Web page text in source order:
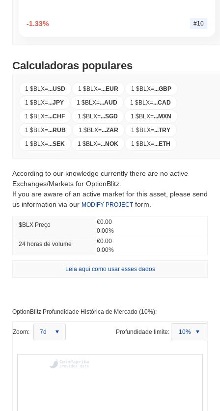
-1.33% #10
Calculadoras populares
1 $BLX=...USD 1 $BLX=...EUR 1 $BLX=...GBP
1 $BLX=...JPY 1 $BLX=...AUD 1 $BLX=...CAD
1 $BLX=...CHF 1 $BLX=...SGD 1 $BLX=...MXN
1 $BLX=...RUB 1 $BLX=...ZAR 1 $BLX=...TRY
1 $BLX=...SEK 1 $BLX=...NOK 1 $BLX=...ETH
According to our knowledge currently there are no active
Exchanges/Markets for OptionBlitz.
If you are aware of an active market for this asset, please send
us information via our MODIFY PROJECT form.
$BLX Preço
€0.00
0.00%
24 horas de volume
€0.00
0.00%
Leia aqui como usar esses dados
OptionBlitz Profundidade Histórica de Mercado (10%):
Zoom: 7d Profundidade limite: 10%